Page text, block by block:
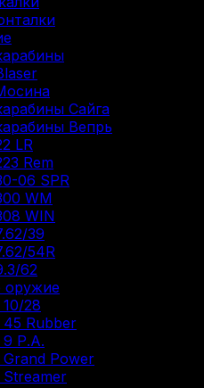
Сайга
Вепрь
LR
Rem
06 SPR
WM
WIN
39
54R
62
оружие
28
Rubber
9 Р.А.
Power